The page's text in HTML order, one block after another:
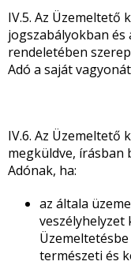
IV.5. Az Üzemeltető
jogszabályokban és
rendeletében
Adó a saját
IV.6. Az Üzemeltető
megküldve, írásban
Adónak, ha:
az általa
veszélyhelyzet
természeti és